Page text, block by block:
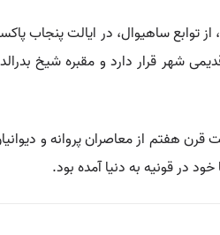
از توابع ساهیوال، در ایالت
شهر قرار دارد و مقبره شیخ
قرن هفتم از معاصران پروانه و
در قونیه به دنیا آمده بود.